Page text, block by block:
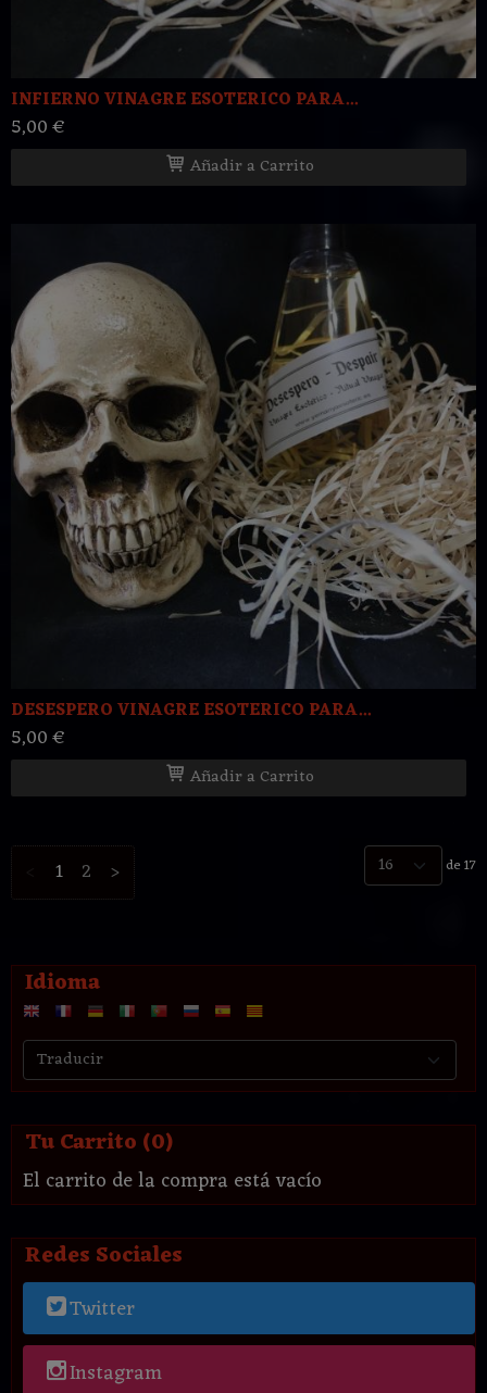
Idioma
Tu Carrito (0)
El carrito de la compra está vacío
Redes Sociales
Twitter
Instagram
INFIERNO VINAGRE ESOTERICO PARA...
5,00 €
Añadir a Carrito
DESESPERO VINAGRE ESOTERICO PARA...
5,00 €
Añadir a Carrito
1 2 > de 17